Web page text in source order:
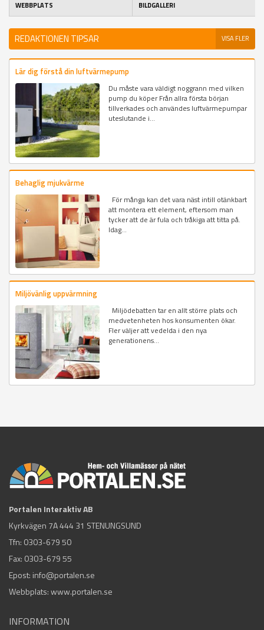
WEBBPLATS BILDGALLERI
REDAKTIONEN TIPSAR VISA FLER
Lär dig förstå din luftvärmepump
Du måste vara väldigt noggrann med vilken
pump du köper Från allra första början
tillverkades och användes luftvärmepumpar
uteslutande i...
Behaglig mjukvärme
För många kan det vara näst intill otänkbart
att montera ett element, eftersom man
tycker att de är fula och tråkiga att titta på.
Idag...
Miljövänlig uppvärmning
Miljödebatten tar en allt större plats och
medvetenheten hos konsumenten ökar.
Fler väljer att vedelda i den nya
generationens...
Portalen Interaktiv AB
Kyrkvägen 7A 444 31 STENUNGSUND
Tfn: 0303-679 50
Fax: 0303-679 55
Epost: info@portalen.se
Webbplats: www.portalen.se
INFORMATION